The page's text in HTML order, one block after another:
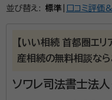
並び替え: 標準 口コミ評価
【いい相続 首都圏エ
産相続の無料相談な
ソワレ司法書士法人